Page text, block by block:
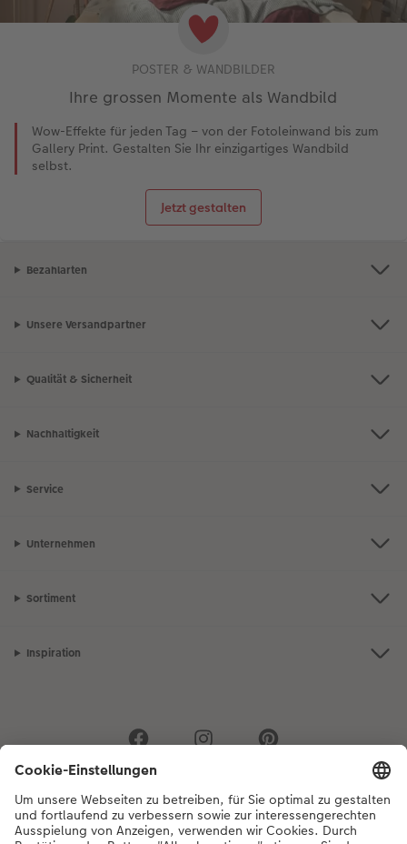
POSTER & WANDBILDER
Ihre grossen Momente als Wandbild
Wow-Effekte für jeden Tag – von der Fotoleinwand bis zum
Gallery Print. Gestalten Sie Ihr einzigartiges Wandbild
selbst.
Jetzt gestalten
Bezahlarten
Unsere Versandpartner
Qualität & Sicherheit
Nachhaltigkeit
Service
Unternehmen
Sortiment
Inspiration
Bei Fragen zu Produkten oder der Bestellung können Sie uns gerne von
Montag bis Samstag von 8:00 – 20:00 Uhr und Sonntag von 10:00 –
20:00 Uhr (gesetzliche Feiertage ausgenommen) unter der